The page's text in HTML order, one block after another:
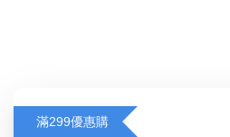
滿299優惠購